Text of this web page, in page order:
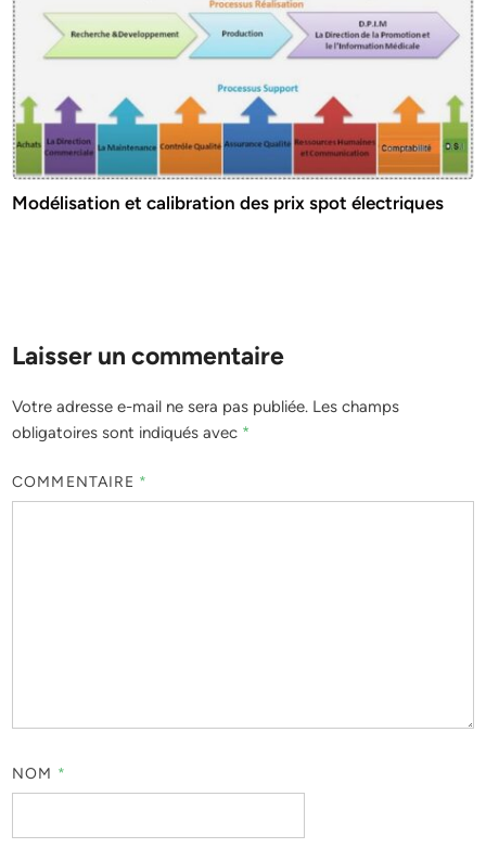
Modélisation et calibration des prix spot électriques
Laisser un commentaire
Votre adresse e-mail ne sera pas publiée. Les champs
obligatoires sont indiqués avec *
COMMENTAIRE *
NOM *